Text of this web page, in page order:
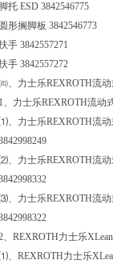
脚托 ESD 3842546775
圆形搁脚板 3842546773
手 3842557271
手 3842557272
、力士乐REXROTH流
1、力士乐REXROTH流动
、力士乐REXROTH流动
、力士乐REXROTH流动
、力士乐REXROTH流动
、REXROTH力士乐
、REXROTH力士乐